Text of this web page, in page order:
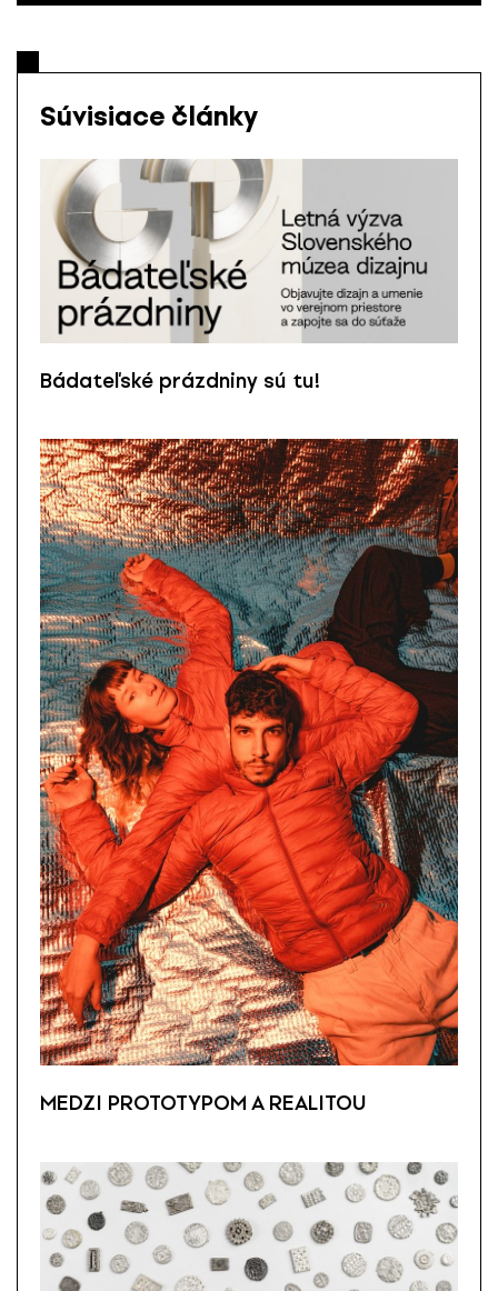
Súvisiace články
Bádateľské prázdniny sú tu!
MEDZI PROTOTYPOM A REALITOU